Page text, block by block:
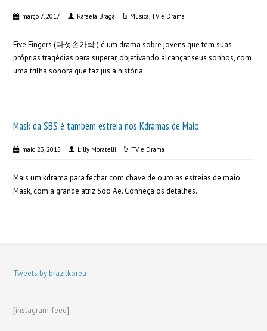
março 7, 2017 Rafaela Braga Música,TV e Drama
Five Fingers (다섯손가락 ) é um drama sobre jovens que tem suas
próprias tragédias para superar, objetivando alcançar seus sonhos, com
uma trilha sonora que faz jus a história.
Mask da SBS é tambem estreia nos Kdramas de Maio
maio 23, 2015 Lilly Moratelli TV e Drama
Mais um kdrama para fechar com chave de ouro as estreias de maio:
Mask, com a grande atriz Soo Ae. Conheça os detalhes.
Tweets by brazilkorea
[instagram-feed]